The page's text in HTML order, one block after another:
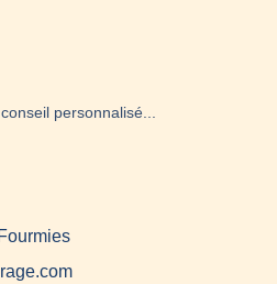
personnalisé...